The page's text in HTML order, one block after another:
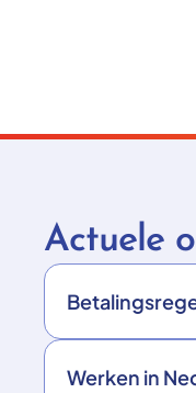
Actuele
Werken in